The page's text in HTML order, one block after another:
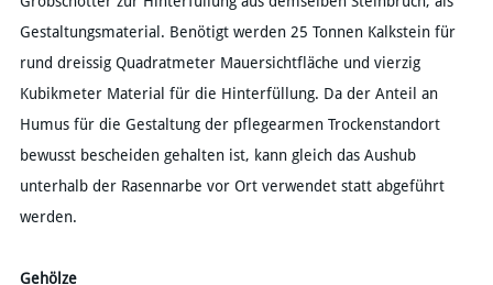
Gestaltungsmaterial. Benötigt werden 25 Tonnen Kalkstein für
rund dreissig Quadratmeter Mauersichtfläche und vierzig
Kubikmeter Material für die Hinterfüllung. Da der Anteil an
Humus für die Gestaltung der pflegearmen Trockenstandort
bewusst bescheiden gehalten ist, kann gleich das Aushub
unterhalb der Rasennarbe vor Ort verwendet statt abgeführt
werden.
Gehölze